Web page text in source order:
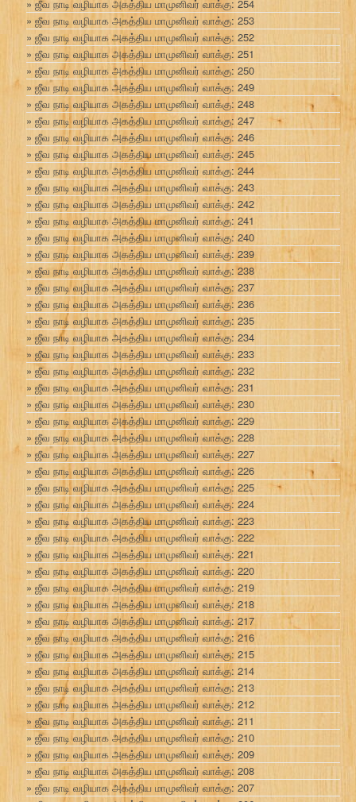
ஜீவ நாடி வழியாக அகத்திய மாமுனிவர் வாக்கு: 254
ஜீவ நாடி வழியாக அகத்திய மாமுனிவர் வாக்கு: 253
ஜீவ நாடி வழியாக அகத்திய மாமுனிவர் வாக்கு: 252
ஜீவ நாடி வழியாக அகத்திய மாமுனிவர் வாக்கு: 251
ஜீவ நாடி வழியாக அகத்திய மாமுனிவர் வாக்கு: 250
ஜீவ நாடி வழியாக அகத்திய மாமுனிவர் வாக்கு: 249
ஜீவ நாடி வழியாக அகத்திய மாமுனிவர் வாக்கு: 248
ஜீவ நாடி வழியாக அகத்திய மாமுனிவர் வாக்கு: 247
ஜீவ நாடி வழியாக அகத்திய மாமுனிவர் வாக்கு: 246
ஜீவ நாடி வழியாக அகத்திய மாமுனிவர் வாக்கு: 245
ஜீவ நாடி வழியாக அகத்திய மாமுனிவர் வாக்கு: 244
ஜீவ நாடி வழியாக அகத்திய மாமுனிவர் வாக்கு: 243
ஜீவ நாடி வழியாக அகத்திய மாமுனிவர் வாக்கு: 242
ஜீவ நாடி வழியாக அகத்திய மாமுனிவர் வாக்கு: 241
ஜீவ நாடி வழியாக அகத்திய மாமுனிவர் வாக்கு: 240
ஜீவ நாடி வழியாக அகத்திய மாமுனிவர் வாக்கு: 239
ஜீவ நாடி வழியாக அகத்திய மாமுனிவர் வாக்கு: 238
ஜீவ நாடி வழியாக அகத்திய மாமுனிவர் வாக்கு: 237
ஜீவ நாடி வழியாக அகத்திய மாமுனிவர் வாக்கு: 236
ஜீவ நாடி வழியாக அகத்திய மாமுனிவர் வாக்கு: 235
ஜீவ நாடி வழியாக அகத்திய மாமுனிவர் வாக்கு: 234
ஜீவ நாடி வழியாக அகத்திய மாமுனிவர் வாக்கு: 233
ஜீவ நாடி வழியாக அகத்திய மாமுனிவர் வாக்கு: 232
ஜீவ நாடி வழியாக அகத்திய மாமுனிவர் வாக்கு: 231
ஜீவ நாடி வழியாக அகத்திய மாமுனிவர் வாக்கு: 230
ஜீவ நாடி வழியாக அகத்திய மாமுனிவர் வாக்கு: 229
ஜீவ நாடி வழியாக அகத்திய மாமுனிவர் வாக்கு: 228
ஜீவ நாடி வழியாக அகத்திய மாமுனிவர் வாக்கு: 227
ஜீவ நாடி வழியாக அகத்திய மாமுனிவர் வாக்கு: 226
ஜீவ நாடி வழியாக அகத்திய மாமுனிவர் வாக்கு: 225
ஜீவ நாடி வழியாக அகத்திய மாமுனிவர் வாக்கு: 224
ஜீவ நாடி வழியாக அகத்திய மாமுனிவர் வாக்கு: 223
ஜீவ நாடி வழியாக அகத்திய மாமுனிவர் வாக்கு: 222
ஜீவ நாடி வழியாக அகத்திய மாமுனிவர் வாக்கு: 221
ஜீவ நாடி வழியாக அகத்திய மாமுனிவர் வாக்கு: 220
ஜீவ நாடி வழியாக அகத்திய மாமுனிவர் வாக்கு: 219
ஜீவ நாடி வழியாக அகத்திய மாமுனிவர் வாக்கு: 218
ஜீவ நாடி வழியாக அகத்திய மாமுனிவர் வாக்கு: 217
ஜீவ நாடி வழியாக அகத்திய மாமுனிவர் வாக்கு: 216
ஜீவ நாடி வழியாக அகத்திய மாமுனிவர் வாக்கு: 215
ஜீவ நாடி வழியாக அகத்திய மாமுனிவர் வாக்கு: 214
ஜீவ நாடி வழியாக அகத்திய மாமுனிவர் வாக்கு: 213
ஜீவ நாடி வழியாக அகத்திய மாமுனிவர் வாக்கு: 212
ஜீவ நாடி வழியாக அகத்திய மாமுனிவர் வாக்கு: 211
ஜீவ நாடி வழியாக அகத்திய மாமுனிவர் வாக்கு: 210
ஜீவ நாடி வழியாக அகத்திய மாமுனிவர் வாக்கு: 209
ஜீவ நாடி வழியாக அகத்திய மாமுனிவர் வாக்கு: 208
ஜீவ நாடி வழியாக அகத்திய மாமுனிவர் வாக்கு: 207